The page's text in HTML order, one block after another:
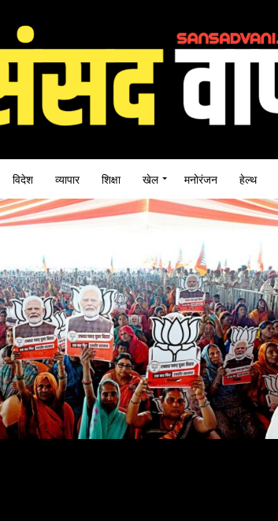
विदेश व्यापार शिक्षा खेल मनोरंजन हेल्थ